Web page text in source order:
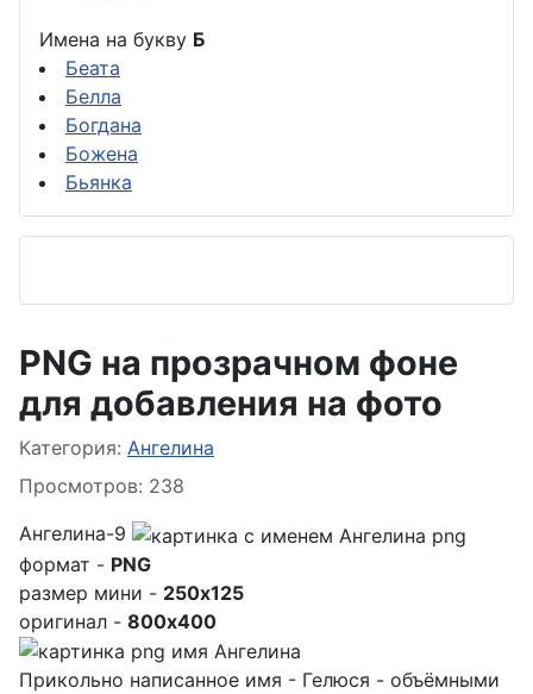
Имена на букву Б
Беата
Белла
Богдана
Божена
Бьянка
PNG на прозрачном фоне
для добавления на фото
Информация о материале
Категория: Ангелина
Просмотров: 238
Ангелина-9
формат - PNG
размер мини - 250x125
оригинал - 800x400
Прикольно написанное имя - Гелюся - объёмными